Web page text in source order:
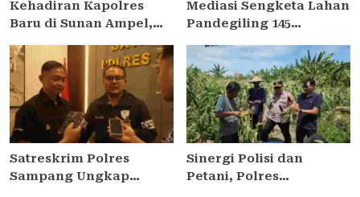
Kehadiran Kapolres
Baru di Sunan Ampel,
Teguhkan Sinergi Polri
dan Ulama
Mediasi Sengketa Lahan
Pandegiling 145
Deadlock, Polrestabes
Imbau Kedua Pihak
Jaga Kamtibmas
Satreskrim Polres
Sampang Ungkap
Sinergi Polisi dan
Petani, Polres